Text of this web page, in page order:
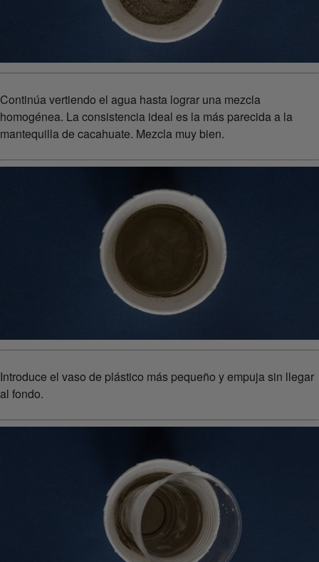
Continúa vertiendo el agua hasta lograr una mezcla
homogénea. La consistencia ideal es la más parecida a la
mantequilla de cacahuate. Mezcla muy bien.
Introduce el vaso de plástico más pequeño y empuja sin llegar
al fondo.